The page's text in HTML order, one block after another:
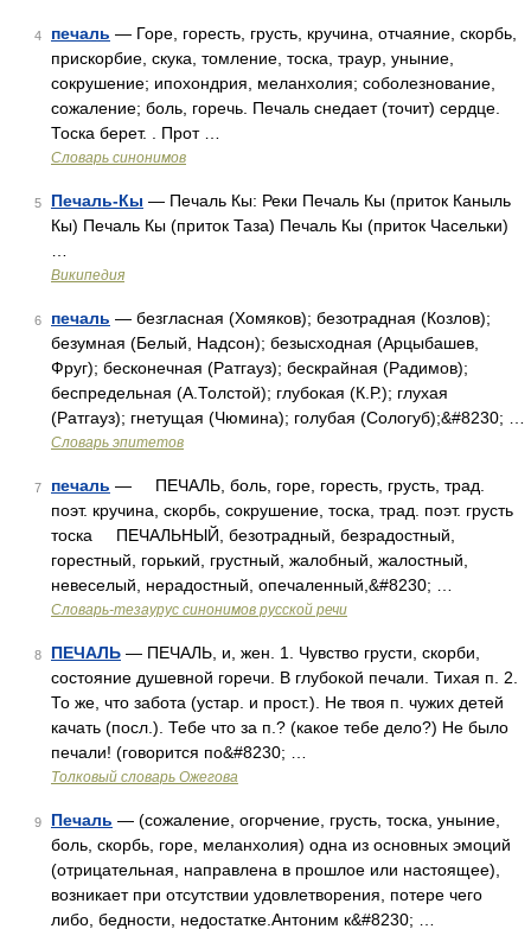
4 печаль — Горе, горесть, грусть, кручина, отчаяние, скорбь,
прискорбие, скука, томление, тоска, траур, уныние,
сокрушение; ипохондрия, меланхолия; соболезнование,
сожаление; боль, горечь. Печаль снедает (точит) сердце.
Тоска берет. . Прот …
Словарь синонимов
5 Печаль-Кы — Печаль Кы: Реки Печаль Кы (приток Каныль
Кы) Печаль Кы (приток Таза) Печаль Кы (приток Часельки)
Википедия
6 печаль — безгласная (Хомяков); безотрадная (Козлов);
безумная (Белый, Надсон); безысходная (Арцыбашев,
Фруг); бесконечная (Ратгауз); бескрайная (Радимов);
беспредельная (А.Толстой); глубокая (К.Р.); глухая
(Ратгауз); гнетущая (Чюмина); голубая (Сологуб);&#8230; …
Словарь эпитетов
7 печаль — ПЕЧАЛЬ, боль, горе, горесть, грусть, трад.
поэт. кручина, скорбь, сокрушение, тоска, трад. поэт. грусть
тоска ПЕЧАЛЬНЫЙ, безотрадный, безрадостный,
горестный, горький, грустный, жалобный, жалостный,
невеселый, нерадостный, опечаленный,&#8230; …
Словарь-тезаурус синонимов русской речи
8 ПЕЧАЛЬ — ПЕЧАЛЬ, и, жен. 1. Чувство грусти, скорби,
состояние душевной горечи. В глубокой печали. Тихая п. 2.
То же, что забота (устар. и прост.). Не твоя п. чужих детей
качать (посл.). Тебе что за п.? (какое тебе дело?) Не было
печали! (говорится по&#8230; …
Толковый словарь Ожегова
9 Печаль — (сожаление, огорчение, грусть, тоска, уныние,
боль, скорбь, горе, меланхолия) одна из основных эмоций
(отрицательная, направлена в прошлое или настоящее),
возникает при отсутствии удовлетворения, потере чего
либо, бедности, недостатке.Антоним к&#8230; …